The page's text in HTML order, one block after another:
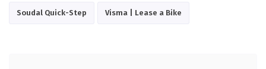
Soudal Quick-Step Visma | Lease a Bike